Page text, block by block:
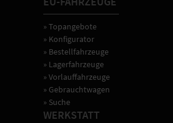
» Topangebote
» Konfigurator
» Bestellfahrzeuge
» Lagerfahrzeuge
» Vorlauffahrzeuge
» Gebrauchtwagen
» Suche
WERKSTATT